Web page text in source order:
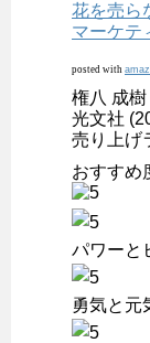
花を売ら
マーケテ
posted with
権八 成樹
光文社
売り上げ
おすすめ
パワーと
勇気と元